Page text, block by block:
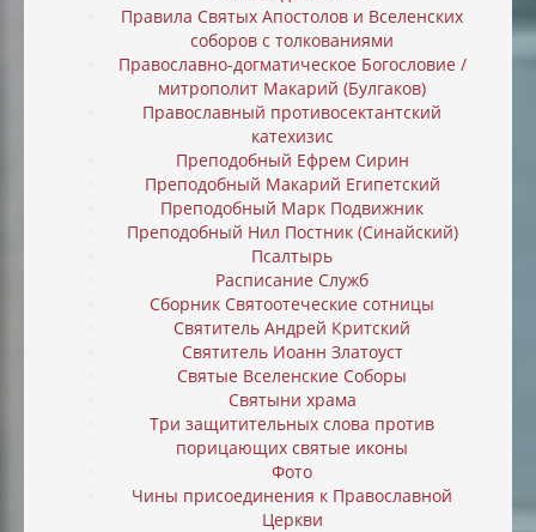
Правила Святых Апостолов и Вселенских
соборов с толкованиями
Православно-догматическое Богословие /
митрополит Макарий (Булгаков)
Православный противосектантский
катехизис
Преподобный Ефрем Сирин
Преподобный Макарий Египетский
Преподобный Марк Подвижник
Преподобный Нил Постник (Синайский)
Псалтырь
Расписание Служб
Сборник Святоотеческие сотницы
Святитель Андрей Критский
Святитель Иоанн Златоуст
Святые Вселенские Соборы
Святыни храма
Три защитительных слова против
порицающих святые иконы
Фото
Чины присоединения к Православной
Церкви